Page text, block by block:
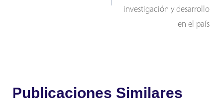
investigación y desarrollo
en el país
Publicaciones Similares